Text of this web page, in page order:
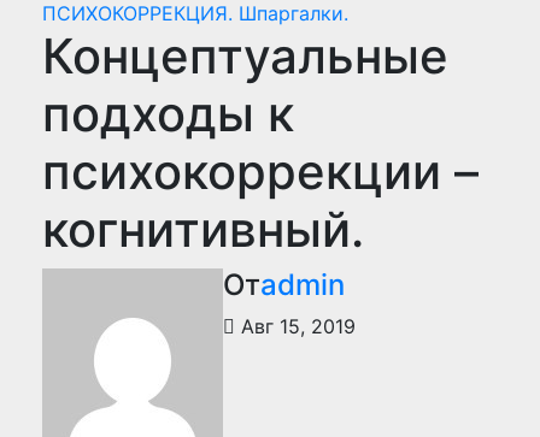
ПСИХОКОРРЕКЦИЯ. Шпаргалки.
Концептуальные
подходы к
психокоррекции –
когнитивный.
Отadmin
Авг 15, 2019